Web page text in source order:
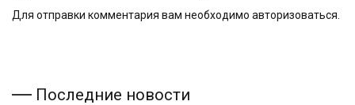
Для отправки комментария вам необходимо авторизоваться
Последние новости